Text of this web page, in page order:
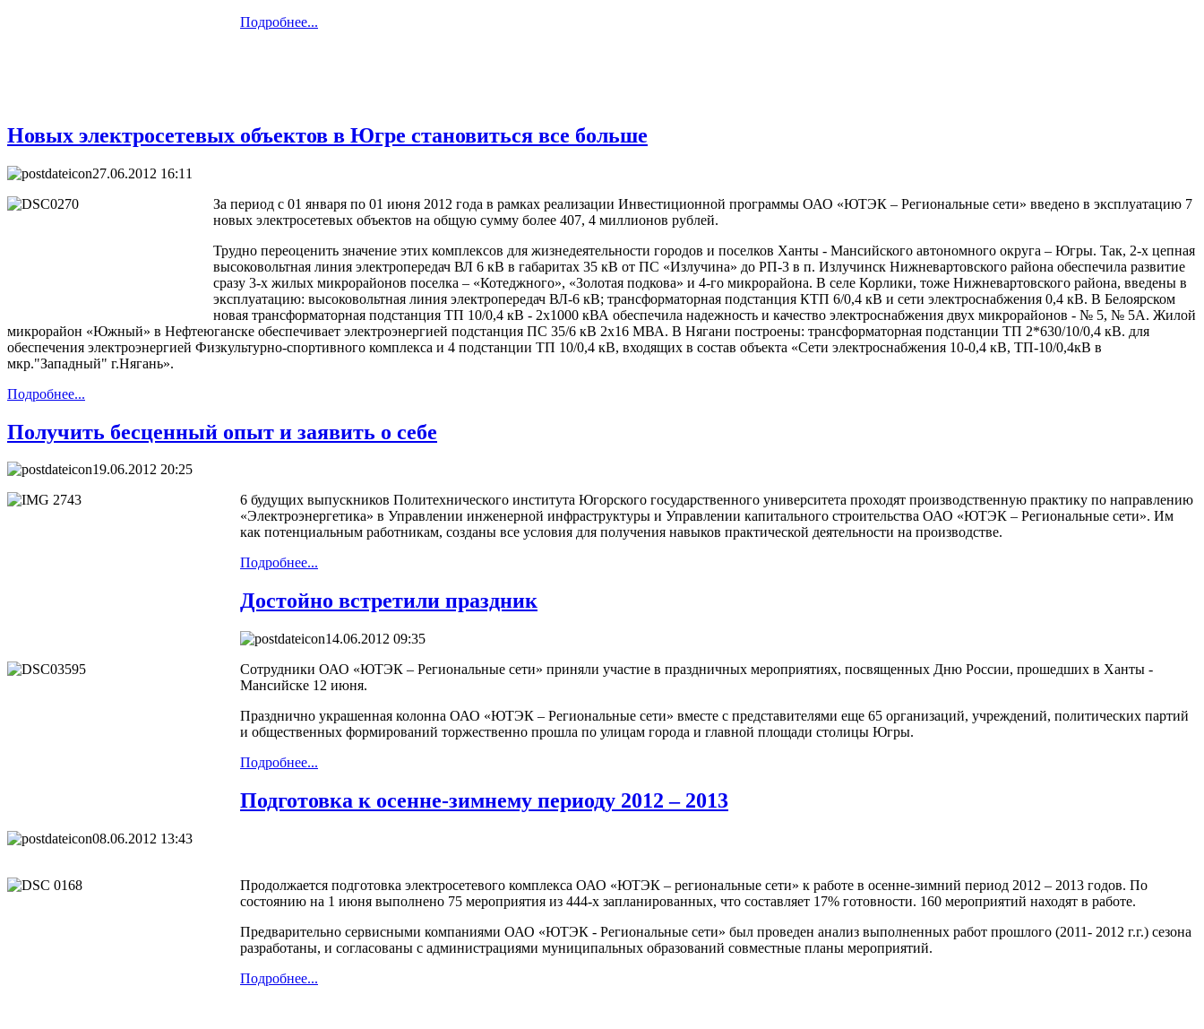
Подробнее...
Новых электросетевых объектов в Югре становиться все больше
27.06.2012 16:11
За период с 01 января по 01 июня 2012 года в рамках реализации Инвестиционной программы ОАО «ЮТЭК – Региональные сети» введено в эксплуатацию 7
новых электросетевых объектов на общую сумму более 407, 4 миллионов рублей.
Трудно переоценить значение этих комплексов для жизнедеятельности городов и поселков Ханты - Мансийского автономного округа – Югры. Так, 2-х цепная
высоковольтная линия электропередач ВЛ 6 кВ в габаритах 35 кВ от ПС «Излучина» до РП-3 в п. Излучинск Нижневартовского района обеспечила развитие
сразу 3-х жилых микрорайонов поселка – «Котеджного», «Золотая подкова» и 4-го микрорайона. В селе Корлики, тоже Нижневартовского района, введены в
эксплуатацию: высоковольтная линия электропередач ВЛ-6 кВ; трансформаторная подстанция КТП 6/0,4 кВ и сети электроснабжения 0,4 кВ. В Белоярском
новая трансформаторная подстанция ТП 10/0,4 кВ - 2х1000 кВА обеспечила надежность и качество электроснабжения двух микрорайонов - № 5, № 5А. Жилой
микрорайон «Южный» в Нефтеюганске обеспечивает электроэнергией подстанция ПС 35/6 кВ 2х16 МВА. В Нягани построены: трансформаторная подстанции ТП 2*630/10/0,4 кВ. для
обеспечения электроэнергией Физкультурно-спортивного комплекса и 4 подстанции ТП 10/0,4 кВ, входящих в состав объекта «Сети электроснабжения 10-0,4 кВ, ТП-10/0,4кВ в
мкр."Западный" г.Нягань».
Подробнее...
Получить бесценный опыт и заявить о себе
19.06.2012 20:25
6 будущих выпускников Политехнического института Югорского государственного университета проходят производственную практику по направлению
«Электроэнергетика» в Управлении инженерной инфраструктуры и Управлении капитального строительства ОАО «ЮТЭК – Региональные сети». Им
как потенциальным работникам, созданы все условия для получения навыков практической деятельности на производстве.
Подробнее...
Достойно встретили праздник
14.06.2012 09:35
Сотрудники ОАО «ЮТЭК – Региональные сети» приняли участие в праздничных мероприятиях, посвященных Дню России, прошедших в Ханты -
Мансийске 12 июня.
Празднично украшенная колонна ОАО «ЮТЭК – Региональные сети» вместе с представителями еще 65 организаций, учреждений, политических партий
и общественных формирований торжественно прошла по улицам города и главной площади столицы Югры.
Подробнее...
Подготовка к осенне-зимнему периоду 2012 – 2013
08.06.2012 13:43
Продолжается подготовка электросетевого комплекса ОАО «ЮТЭК – региональные сети» к работе в осенне-зимний период 2012 – 2013 годов. По
состоянию на 1 июня выполнено 75 мероприятия из 444-х запланированных, что составляет 17% готовности. 160 мероприятий находят в работе.
Предварительно сервисными компаниями ОАО «ЮТЭК - Региональные сети» был проведен анализ выполненных работ прошлого (2011- 2012 г.г.) сезона
разработаны, и согласованы с администрациями муниципальных образований совместные планы мероприятий.
Подробнее...